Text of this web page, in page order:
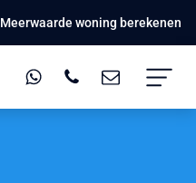
Meerwaarde woning berekenen